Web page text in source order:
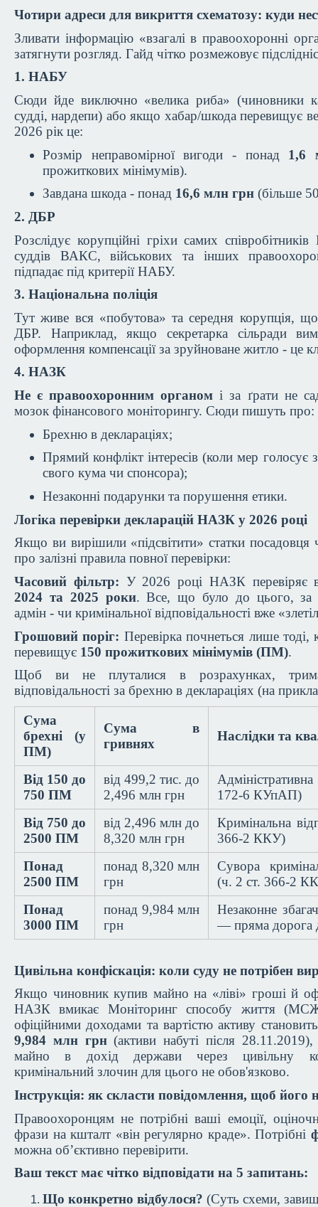
Чотири адреси для викриття схематозу: куди
Зливати інформацію «взагалі в правоохоронні
затягнути розгляд. Гайд чітко розмежовує
1. НАБУ
Сюди йде виключно «велика риба» (чиновники
судді, нардепи) або якщо хабар/шкода перевищує
2026 рік це:
Розмір неправомірної вигоди - понад 1,6
прожиткових мінімумів).
Завдана шкода - понад 16,6 млн грн (більше
2. ДБР
Розслідує корупційні гріхи самих
суддів ВАКС, військових та інших
підпадає під критерії НАБУ.
3. Національна поліція
Тут живе вся «побутова» та середня корупція,
ДБР. Наприклад, якщо секретарка сільради
оформлення компенсації за зруйноване житло - це
4. НАЗК
Не є правоохоронним органом і за ґрати не
мозок фінансового моніторингу. Сюди пишуть про:
Брехню в деклараціях;
Прямий конфлікт інтересів (коли мер голосує
свого кума чи спонсора);
Незаконні подарунки та порушення етики.
Логіка перевірки декларацій НАЗК у 2026 році
Якщо ви вирішили «підсвітити» статки
про залізні правила повної перевірки:
Часовий фільтр: У 2026 році НАЗК перевіряє
2024 та 2025 роки. Все, що було до цього, за
адмін - чи кримінальної відповідальності вже
Грошовий поріг: Перевірка почнеться лише тоді,
перевищує 150 прожиткових мінімумів (ПМ).
Щоб ви не плуталися в розрахунках,
відповідальності за брехню в деклараціях (на
Сума
брехні (у
ПМ)
Сума в
гривнях
Наслідки та
Від 150 до
750 ПМ
від 499,2 тис. до
2,496 млн грн
172-6 КУпАП)
Від 750 до
2500 ПМ
від 2,496 млн до
8,320 млн грн
Кримінальна
366-2 ККУ)
Понад
2500 ПМ
понад 8,320 млн
грн
Сувора
(ч. 2 ст. 366-2
Понад
3000 ПМ
понад 9,984 млн
грн
Незаконне
— пряма
Цивільна конфіскація: коли суду не потрібен
Якщо чиновник купив майно на «ліві» гроші й
НАЗК вмикає Моніторинг способу життя
офіційними доходами та вартістю активу
9,984 млн грн(активи набуті після
майно в дохід держави через цивільну
кримінальний злочин для цього не обов'язково.
Інструкція: як скласти повідомлення, щоб його
Правоохоронцям не потрібні ваші емоції,
фрази на кшталт «він регулярно краде». Потрібні
можна об’єктивно перевірити.
Ваш текст має чітко відповідати на 5 запитань:
Що конкретно відбулося? (Суть схеми,